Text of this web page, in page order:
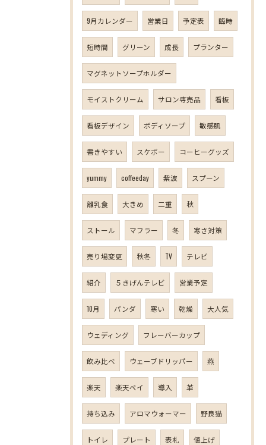
9月カレンダー 営業日 予定表 臨時
短時間 グリーン 成長 プランター
マグネットソープホルダー
モイストクリーム サロン専売品 看板
看板デザイン ボディソープ 敏感肌
書きやすい スケボー コーヒーグッズ
yummy coffeeday 紫波 スプーン
離乳食 大きめ 二重 秋
ストール マフラー 冬 寒さ対策
売り場変更 秋冬 TV テレビ
紹介 ５きげんテレビ 営業予定
10月 パンダ 寒い 乾燥 大人気
ウェディング フレーバーカップ
飲み比べ ウェーブドリッパー 燕
楽天 楽天ペイ 導入 革
持ち込み アロマウォーマー 野良猫
トイレ プレート 表札 値上げ